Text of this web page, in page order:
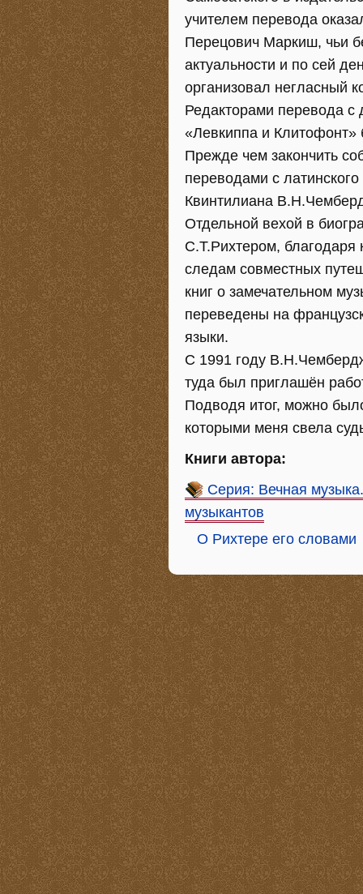
учителем перевода
Перецович Маркиш, чьи
актуальности и по сей
организовал негласный
Редакторами перевода с
«Левкиппа и
Прежде чем закончить
переводами с
Квинтилиана
Отдельной вехой в
С.Т.Рихтером,
следам совместных
книг о замечательном
переведены на
языки.
С 1991 году
туда был приглашён
Подводя итог, можно
которыми меня свела
Книги автора:
Серия: Вечная
музыкантов
О Рихтере его словами